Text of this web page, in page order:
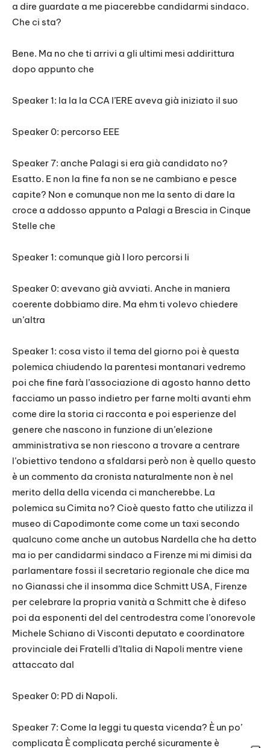
a dire guardate a me piacerebbe candidarmi sindaco.
Che ci sta?
Bene. Ma no che ti arrivi a gli ultimi mesi addirittura
dopo appunto che
Speaker 1: la la la CCA l’ERE aveva già iniziato il suo
Speaker 0: percorso EEE
Speaker 7: anche Palagi si era già candidato no?
Esatto. E non la fine fa non se ne cambiano e pesce
capite? Non e comunque non me la sento di dare la
croce a addosso appunto a Palagi a Brescia in Cinque
Stelle che
Speaker 1: comunque già I loro percorsi li
Speaker 0: avevano già avviati. Anche in maniera
coerente dobbiamo dire. Ma ehm ti volevo chiedere
un’altra
Speaker 1: cosa visto il tema del giorno poi è questa
polemica chiudendo la parentesi montanari vedremo
poi che fine farà l’associazione di agosto hanno detto
facciamo un passo indietro per farne molti avanti ehm
come dire la storia ci racconta e poi esperienze del
genere che nascono in funzione di un’elezione
amministrativa se non riescono a trovare a centrare
l’obiettivo tendono a sfaldarsi però non è quello questo
è un commento da cronista naturalmente non è nel
merito della della vicenda ci mancherebbe. La
polemica su Cimita no? Cioè questo fatto che utilizza il
museo di Capodimonte come come un taxi secondo
qualcuno come anche un autobus Nardella che ha detto
ma io per candidarmi sindaco a Firenze mi mi dimisi da
parlamentare fossi il secretario regionale che dice ma
no Gianassi che il insomma dice Schmitt USA, Firenze
per celebrare la propria vanità a Schmitt che è difeso
poi da esponenti del del centrodestra come l’onorevole
Michele Schiano di Visconti deputato e coordinatore
provinciale dei Fratelli d’Italia di Napoli mentre viene
attaccato dal
Speaker 0: PD di Napoli.
Speaker 7: Come la leggi tu questa vicenda? È un po’
complicata È complicata perché sicuramente è